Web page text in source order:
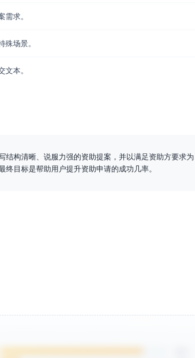
线同步、本地微服务器与运维。
练津贴、观课互评与微认证。
走访、志愿者管理与保险。
学督导）。
的边际成本下降。
化指标清晰（≥0.3 SD、85%提交率、90%教师通过），形
方向一致，县域协同治理与数据驱动决策样板，可纳入财政
求。
场景。
本。
结构清晰、说服力强的资助提案，并以满足资助方要求为
目标是帮助用户提升资助申请的成功几率。